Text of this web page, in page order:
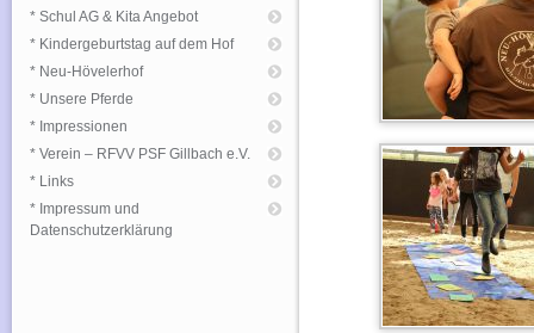
* Schul AG & Kita Angebot
* Kindergeburtstag auf dem Hof
* Neu-Hövelerhof
* Unsere Pferde
* Impressionen
* Verein – RFVV PSF Gillbach e.V.
* Links
* Impressum und
Datenschutzerklärung